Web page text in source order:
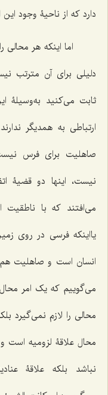
دارد که از ناحیۀ وجود
اما اینکه هر
دلیلى برای آن مترتب
ثابت می‌کنید به‌وسیلۀ
ارتباطى به همدیگر
صاهلیت براى فرس
نیست، اینها دو قضیۀ
مى‌افتند که با
یااینکه فرسى در روى
انسان است و صاهلیت هم
مى‌گوییم که یک امر محال
محالى را لازم نمى‌گیرد
محال علاقۀ لزومیه است
نباشد بلکه علاقۀ